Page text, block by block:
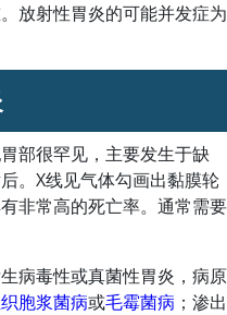
放射性胃炎的可能并发症为
部很罕见，主要发生于缺
。X线见气体勾画出黏膜轮
非常高的死亡率。通常需要
病毒性或真菌性胃炎，病原
胞浆菌病或毛霉菌病 ；渗出